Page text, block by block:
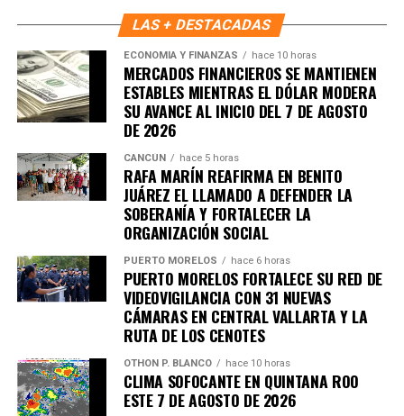
LAS + DESTACADAS
ECONOMÍA Y FINANZAS hace 10 horas
MERCADOS FINANCIEROS SE MANTIENEN
ESTABLES MIENTRAS EL DÓLAR MODERA
SU AVANCE AL INICIO DEL 7 DE AGOSTO
DE 2026
CANCÚN hace 5 horas
RAFA MARÍN REAFIRMA EN BENITO
JUÁREZ EL LLAMADO A DEFENDER LA
SOBERANÍA Y FORTALECER LA
ORGANIZACIÓN SOCIAL
PUERTO MORELOS hace 6 horas
PUERTO MORELOS FORTALECE SU RED DE
VIDEOVIGILANCIA CON 31 NUEVAS
CÁMARAS EN CENTRAL VALLARTA Y LA
RUTA DE LOS CENOTES
OTHON P. BLANCO hace 10 horas
CLIMA SOFOCANTE EN QUINTANA ROO
ESTE 7 DE AGOSTO DE 2026